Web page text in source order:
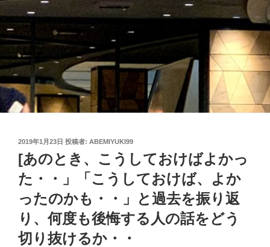
投
日:
2019年1月23日 投稿者: ABEMIYUKI99
[あのとき、こうしておけばよかっ
た・・」「こうしておけば、よか
ったのかも・・」と過去を振り返
り、何度も後悔する人の話をどう
切り抜けるか・・